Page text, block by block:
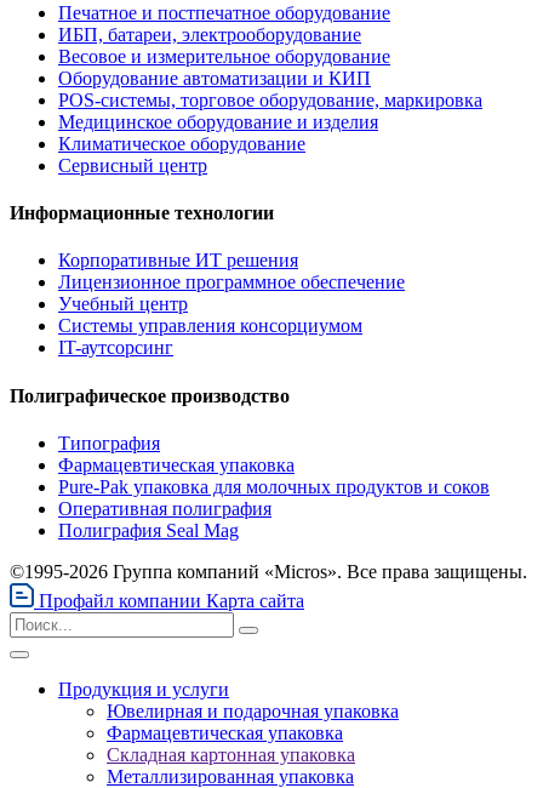
Печатное и постпечатное оборудование
ИБП, батареи, электрооборудование
Весовое и измерительное оборудование
Оборудование автоматизации и КИП
POS-системы, торговое оборудование, маркировка
Медицинское оборудование и изделия
Климатическое оборудование
Сервисный центр
Информационные технологии
Корпоративные ИТ решения
Лицензионное программное обеспечение
Учебный центр
Системы управления консорциумом
IT-аутсорсинг
Полиграфическое производство
Типография
Фармацевтическая упаковка
Pure-Pak упаковка для молочных продуктов и соков
Оперативная полиграфия
Полиграфия Seal Mag
©1995-2026 Группа компаний «Micros». Все права защищены.
Профайл компании Карта сайта
Продукция и услуги
Ювелирная и подарочная упаковка
Фармацевтическая упаковка
Складная картонная упаковка
Металлизированная упаковка